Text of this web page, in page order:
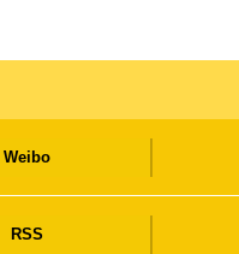
Weibo
RSS